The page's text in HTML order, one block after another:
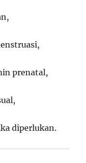
prenatal,
diperlukan.